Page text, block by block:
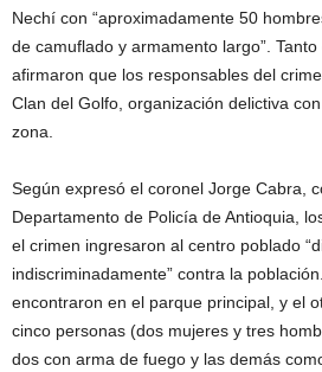
Nechí con “aproximadamente 50
de camuflado y armamento largo”.
afirmaron que los responsables del
Clan del Golfo, organización delictiva
zona.
Según expresó el coronel Jorge Cabra,
Departamento de Policía de Antioquia,
el crimen ingresaron al centro poblado
indiscriminadamente” contra la
encontraron en el parque principal, y el
cinco personas (dos mujeres y tres
dos con arma de fuego y las demás